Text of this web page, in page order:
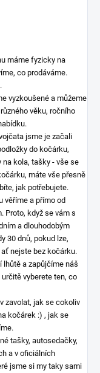
máme fyzicky na
co prodáváme.
vyzkoušené a můžeme
věku, ročního
jsme je začali
do kočárku,
na kola, tašky - vše se
máte vše přesně
jak potřebujete.
věříme a přímo od
Proto, když se vám s
a dlouhodobým
30 dnů, pokud lze,
nejste bez kočárku.
lhůtě a zapůjčíme náš
vyberete ten, co
zavolat, jak se cokoliv
kočárek :) , jak se
tašky, autosedačky,
a v oficiálních
jsme si my taky sami